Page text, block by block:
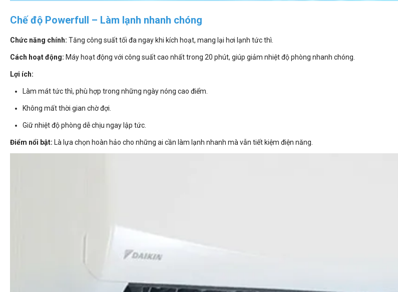
Chế độ Powerfull – Làm lạnh nhanh chóng
Chức năng chính: Tăng công suất tối đa ngay khi kích hoạt, mang lại hơi lạnh tức thì.
Cách hoạt động: Máy hoạt động với công suất cao nhất trong 20 phút, giúp giảm nhiệt độ phòng nhanh chóng.
Lợi ích:
Làm mát tức thì, phù hợp trong những ngày nóng cao điểm.
Không mất thời gian chờ đợi.
Giữ nhiệt độ phòng dễ chịu ngay lập tức.
Điểm nổi bật: Là lựa chọn hoàn hảo cho những ai cần làm lạnh nhanh mà vẫn tiết kiệm điện năng.